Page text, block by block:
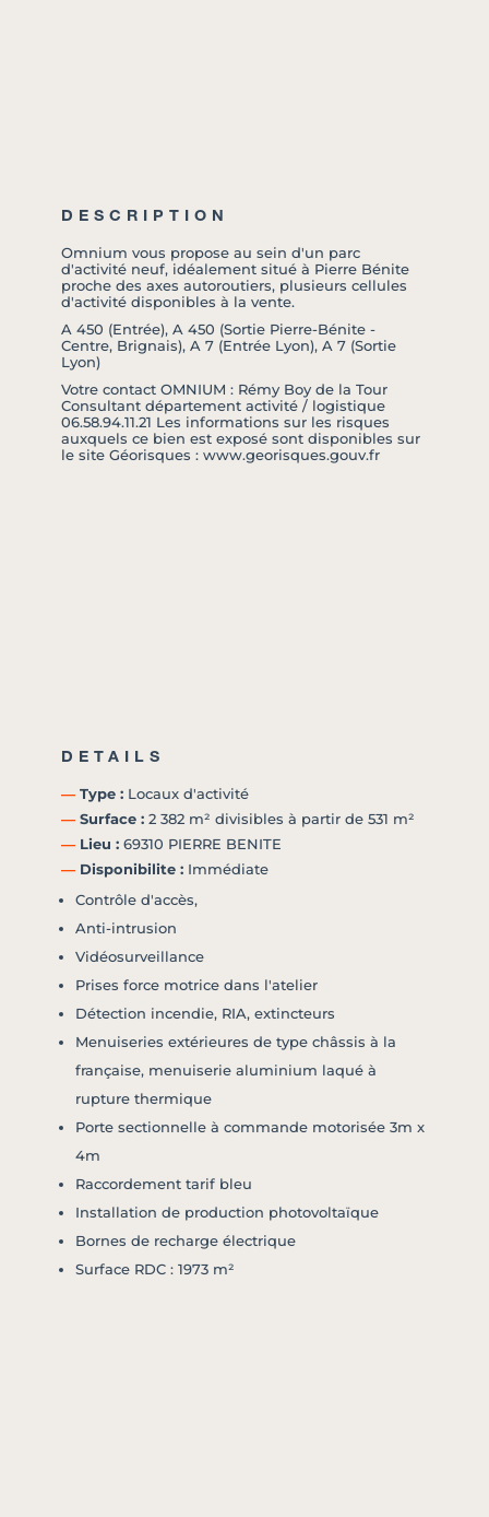
DESCRIPTION
Omnium vous propose au sein d'un parc
d'activité neuf, idéalement situé à Pierre Bénite
proche des axes autoroutiers, plusieurs cellules
d'activité disponibles à la vente.
A 450 (Entrée), A 450 (Sortie Pierre-Bénite -
Centre, Brignais), A 7 (Entrée Lyon), A 7 (Sortie
Lyon)
Votre contact OMNIUM : Rémy Boy de la Tour
Consultant département activité / logistique
06.58.94.11.21 Les informations sur les risques
auxquels ce bien est exposé sont disponibles sur
le site Géorisques : www.georisques.gouv.fr
DETAILS
― Type : Locaux d'activité
― Surface : 2 382 m² divisibles à partir de 531 m²
― Lieu : 69310 PIERRE BENITE
― Disponibilite : Immédiate
Contrôle d'accès,
Anti-intrusion
Vidéosurveillance
Prises force motrice dans l'atelier
Détection incendie, RIA, extincteurs
Menuiseries extérieures de type châssis à la
française, menuiserie aluminium laqué à
rupture thermique
Porte sectionnelle à commande motorisée 3m x
4m
Raccordement tarif bleu
Installation de production photovoltaïque
Bornes de recharge électrique
Surface RDC : 1973 m²